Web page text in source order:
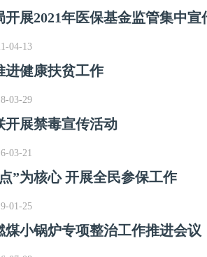
展2021年医保基金监管集中宣
04-13
进健康扶贫工作
03-29
开展禁毒宣传活动
03-21
”为核心 开展全民参保工作
01-25
煤小锅炉专项整治工作推进会议